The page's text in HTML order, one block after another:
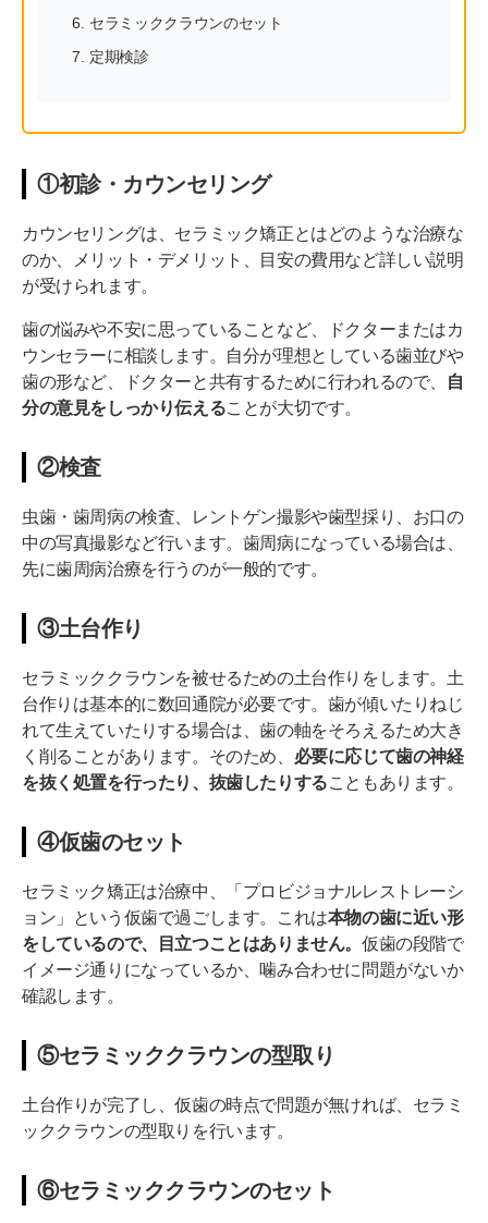
セラミッククラウンのセット
定期検診
①初診・カウンセリング
カウンセリングは、セラミック矯正とはどのような治療な
のか、メリット・デメリット、目安の費用など詳しい説明
が受けられます。
歯の悩みや不安に思っていることなど、ドクターまたはカ
ウンセラーに相談します。自分が理想としている歯並びや
歯の形など、ドクターと共有するために行われるので、
自
分の意見をしっかり伝えることが大切です。
②検査
虫歯・歯周病の検査、レントゲン撮影や歯型採り、お口の
中の写真撮影など行います。歯周病になっている場合は、
先に歯周病治療を行うのが一般的です。
③土台作り
セラミッククラウンを被せるための土台作りをします。土
台作りは基本的に数回通院が必要です。歯が傾いたりねじ
れて生えていたりする場合は、歯の軸をそろえるため大き
く削ることがあります。そのため、 必要に応じて歯の神経
を抜く処置を行ったり、抜歯したりすることもあります。
④仮歯のセット
セラミック矯正は治療中、「プロビジョナルレストレーシ
ョン」という仮歯で過ごします。これは本物の歯に近い形
をしているので、目立つことはありません。 仮歯の段階で
イメージ通りになっているか、噛み合わせに問題がないか
確認します。
⑤セラミッククラウンの型取り
土台作りが完了し、仮歯の時点で問題が無ければ、セラミ
ッククラウンの型取りを行います。
⑥セラミッククラウンのセット